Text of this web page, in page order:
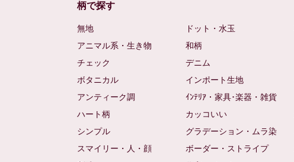
柄で探す
無地 ドット・水玉
アニマル系・生き物
和柄
チェック
デニム
ボタニカル
インポート生地
アンティーク調
ｲﾝﾃﾘｱ・家具･楽器・雑貨
ハート柄
カッコいい
シンプル
グラデーション・ムラ染
スマイリー・人・顔
ボーダー・ストライプ